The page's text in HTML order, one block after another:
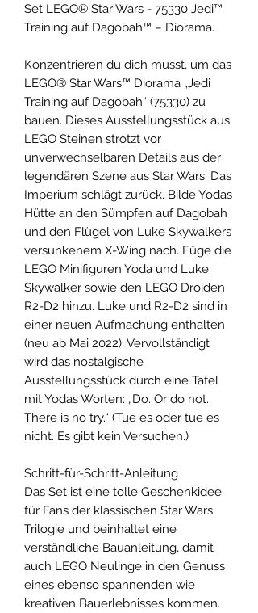
Set LEGO® Star Wars - 75330 Jedi™
Training auf Dagobah™ – Diorama.
Konzentrieren du dich musst, um das
LEGO® Star Wars™ Diorama „Jedi
Training auf Dagobah“ (75330) zu
bauen. Dieses Ausstellungsstück aus
LEGO Steinen strotzt vor
unverwechselbaren Details aus der
legendären Szene aus Star Wars: Das
Imperium schlägt zurück. Bilde Yodas
Hütte an den Sümpfen auf Dagobah
und den Flügel von Luke Skywalkers
versunkenem X-Wing nach. Füge die
LEGO Minifiguren Yoda und Luke
Skywalker sowie den LEGO Droiden
R2-D2 hinzu. Luke und R2-D2 sind in
einer neuen Aufmachung enthalten
(neu ab Mai 2022). Vervollständigt
wird das nostalgische
Ausstellungsstück durch eine Tafel
mit Yodas Worten: „Do. Or do not.
There is no try.“ (Tue es oder tue es
nicht. Es gibt kein Versuchen.)
Schritt-für-Schritt-Anleitung
Das Set ist eine tolle Geschenkidee
für Fans der klassischen Star Wars
Trilogie und beinhaltet eine
verständliche Bauanleitung, damit
auch LEGO Neulinge in den Genuss
eines ebenso spannenden wie
kreativen Bauerlebnisses kommen.